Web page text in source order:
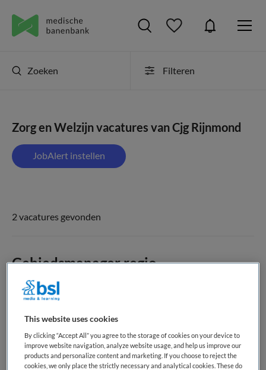
Zoeken Filteren
Zorg en Welzijn vacatures van Cjg Rijnmond
JobAlert instellen
2 vacatures gevonden
Gebiedsmanager regio
Lansingerland/Krimpen
WO
Fulltime
This website uses cookies
By clicking “Accept All” you agree to the storage of cookies on your device to
improve website navigation, analyze website usage, and help us improve our
products and personalize content and marketing. If you choose to reject the
cookies, we only place the strictly necessary and analytical cookies. These do